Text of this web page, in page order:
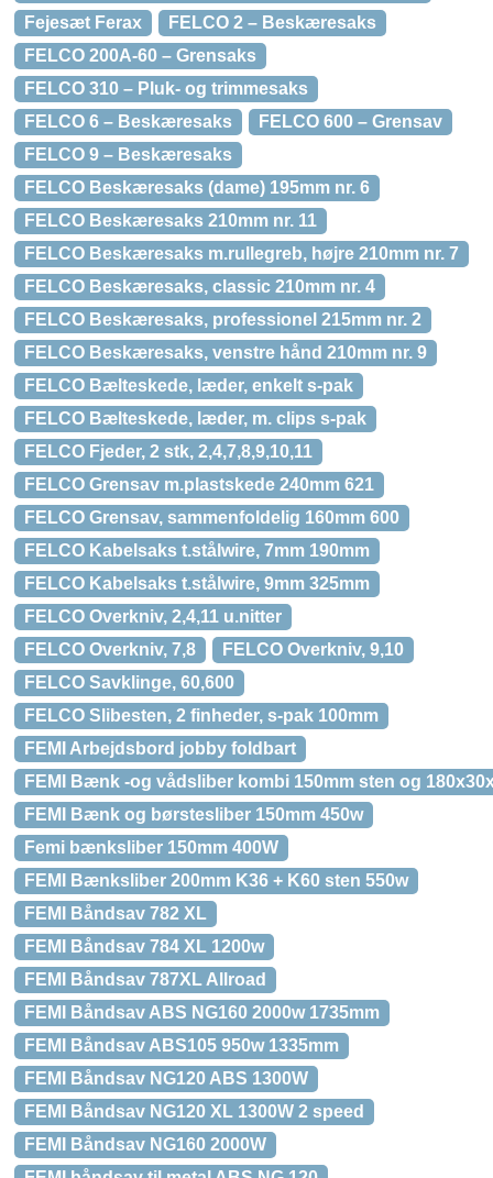
Fejesæt Ferax
FELCO 2 – Beskæresaks
FELCO 200A-60 – Grensaks
FELCO 310 – Pluk- og trimmesaks
FELCO 6 – Beskæresaks
FELCO 600 – Grensav
FELCO 9 – Beskæresaks
FELCO Beskæresaks (dame) 195mm nr. 6
FELCO Beskæresaks 210mm nr. 11
FELCO Beskæresaks m.rullegreb, højre 210mm nr. 7
FELCO Beskæresaks, classic 210mm nr. 4
FELCO Beskæresaks, professionel 215mm nr. 2
FELCO Beskæresaks, venstre hånd 210mm nr. 9
FELCO Bælteskede, læder, enkelt s-pak
FELCO Bælteskede, læder, m. clips s-pak
FELCO Fjeder, 2 stk, 2,4,7,8,9,10,11
FELCO Grensav m.plastskede 240mm 621
FELCO Grensav, sammenfoldelig 160mm 600
FELCO Kabelsaks t.stålwire, 7mm 190mm
FELCO Kabelsaks t.stålwire, 9mm 325mm
FELCO Overkniv, 2,4,11 u.nitter
FELCO Overkniv, 7,8
FELCO Overkniv, 9,10
FELCO Savklinge, 60,600
FELCO Slibesten, 2 finheder, s-pak 100mm
FEMI Arbejdsbord jobby foldbart
FEMI Bænk -og vådsliber kombi 150mm sten og
FEMI Bænk og børstesliber 150mm 450w
Femi bænksliber 150mm 400W
FEMI Bænksliber 200mm K36 + K60 sten 550w
FEMI Båndsav 782 XL
FEMI Båndsav 784 XL 1200w
FEMI Båndsav 787XL Allroad
FEMI Båndsav ABS NG160 2000w 1735mm
FEMI Båndsav ABS105 950w 1335mm
FEMI Båndsav NG120 ABS 1300W
FEMI Båndsav NG120 XL 1300W 2 speed
FEMI Båndsav NG160 2000W